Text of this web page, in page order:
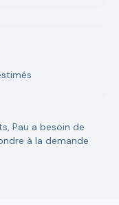
Pau a besoin de
à la demande